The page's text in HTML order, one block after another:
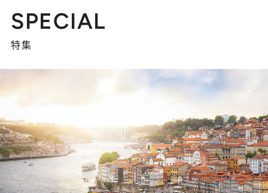
SPECIAL
特集